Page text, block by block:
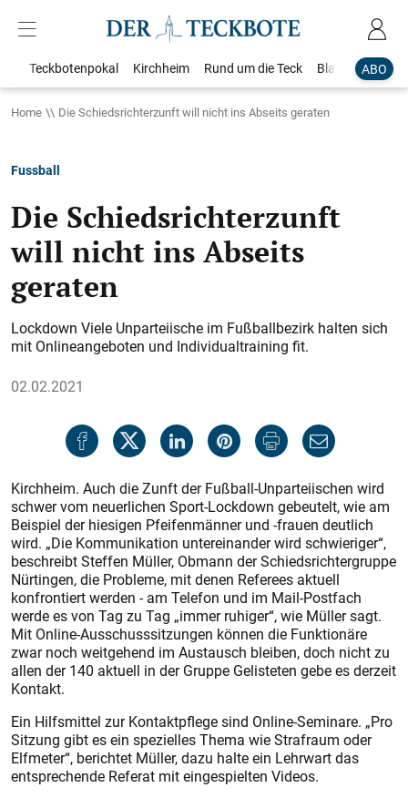
ABO
Teckbotenpokal Kirchheim Rund um die Teck Blaulicht
Home Die Schiedsrichterzunft will nicht ins Abseits geraten
Fussball
Die Schiedsrichterzunft
will nicht ins Abseits
geraten
Lockdown Viele Unparteiische im Fußballbezirk halten sich
mit Onlineangeboten und Individualtraining fit.
02.02.2021
Kirchheim. Auch die Zunft der Fußball-Unparteiischen wird
schwer vom neuerlichen Sport-Lockdown gebeutelt, wie am
Beispiel der hiesigen Pfeifenmänner und -frauen deutlich
wird. „Die Kommunikation untereinander wird schwieriger“,
beschreibt Steffen Müller, Obmann der Schiedsrichtergruppe
Nürtingen, die Probleme, mit denen Referees aktuell
konfrontiert werden - am Telefon und im Mail-Postfach
werde es von Tag zu Tag „immer ruhiger“, wie Müller sagt.
Mit Online-Ausschusssitzungen können die Funktionäre
zwar noch weitgehend im Austausch bleiben, doch nicht zu
allen der 140 aktuell in der Gruppe Gelisteten gebe es derzeit
Kontakt.
Ein Hilfsmittel zur Kontaktpflege sind Online-Seminare. „Pro
Sitzung gibt es ein spezielles Thema wie Strafraum oder
Elfmeter“, berichtet Müller, dazu halte ein Lehrwart das
entsprechende Referat mit eingespielten Videos.